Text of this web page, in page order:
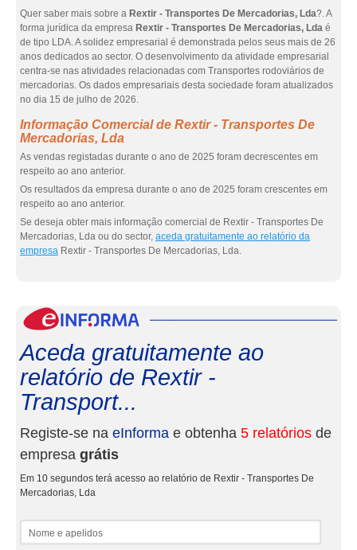
Quer saber mais sobre a Rextir - Transportes De Mercadorias, Lda?. A
forma jurídica da empresa Rextir - Transportes De Mercadorias, Lda é
de tipo LDA. A solidez empresarial é demonstrada pelos seus mais de 26
anos dedicados ao sector. O desenvolvimento da atividade empresarial
centra-se nas atividades relacionadas com Transportes rodoviários de
mercadorias. Os dados empresariais desta sociedade foram atualizados
no dia 15 de julho de 2026.
Informação Comercial de Rextir - Transportes De
Mercadorias, Lda
As vendas registadas durante o ano de 2025 foram decrescentes em
respeito ao ano anterior.
Os resultados da empresa durante o ano de 2025 foram crescentes em
respeito ao ano anterior.
Se deseja obter mais informação comercial de Rextir - Transportes De
Mercadorias, Lda ou do sector, aceda gratuitamente ao relatório da
empresa Rextir - Transportes De Mercadorias, Lda.
Aceda gratuitamente ao
relatório de Rextir -
Transport...
Registe-se na eInforma e obtenha 5 relatórios de
empresa grátis
Em 10 segundos terá acesso ao relatório de Rextir - Transportes De
Mercadorias, Lda